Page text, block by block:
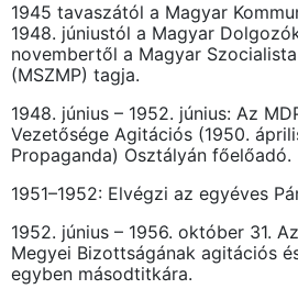
1945 tavaszától a Magyar
1948. júniustól a Magyar
novembertől a Magyar
(MSZMP) tagja.
1948. június – 1952. június: Az
Vezetősége Agitációs (1950.
Propaganda) Osztályán főelőadó.
1951–1952: Elvégzi az egyéves
1952. június – 1956. október 31.
Megyei Bizottságának agitációs
egyben másodtitkára.